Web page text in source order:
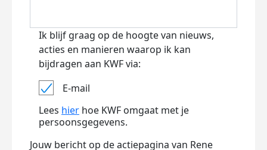
Ik blijf graag op de hoogte van nieuws,
acties en manieren waarop ik kan
bijdragen aan KWF via:
E-mail
Lees hier hoe KWF omgaat met je
persoonsgegevens.
Jouw bericht op de actiepagina van Rene